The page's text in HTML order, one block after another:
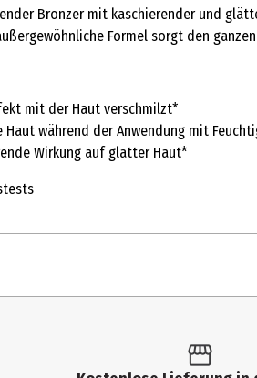
Bronzer mit kaschierender und
Formel sorgt den
mit der Haut verschmilzt*
während der Anwendung mit
Wirkung auf glatter Haut*